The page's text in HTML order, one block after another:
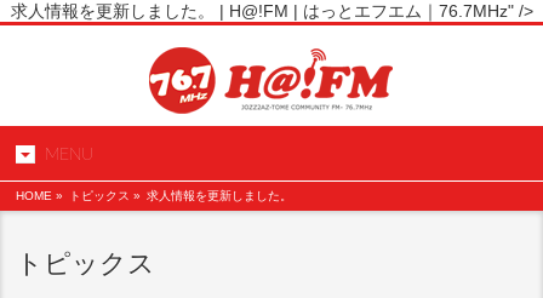
求人情報を更新しました。 | H@!FM | はっとエフエム｜76.7MHz" />
MENU
HOME » トピックス » 求人情報を更新しました。
トピックス